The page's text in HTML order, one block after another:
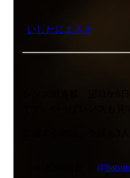
いしたにまさき
レンズ沼連載、沼ロケ8
です。やっぱレンズも見
登場するのは、今回も3